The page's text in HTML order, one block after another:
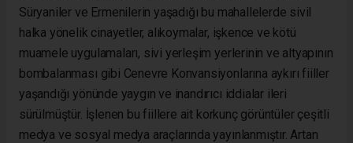
Süryaniler ve Ermenilerin yaşadığı bu mahallelerde sivil
halka yönelik cinayetler, alıkoymalar, işkence ve kötü
muamele uygulamaları, sivi yerleşim yerlerinin ve altyapının
bombalanması gibi Cenevre Konvansiyonlarına aykırı fiiller
yaşandığı yönünde yaygın ve inandırıcı iddialar ileri
sürülmüştür. İşlenen bu fiillere ait korkunç görüntüler çeşitli
medya ve sosyal medya araçlarında yayınlanmıştır. Artan